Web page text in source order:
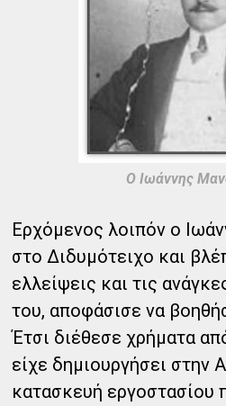
Ο Ιωάννης
Ερχόμενος λοιπόν ο
στο Διδυμότειχο και
ελλείψεις και τις
του, αποφάσισε να
Έτσι διέθεσε χρήματα
είχε δημιουργήσει στην
κατασκευή εργοστασίου